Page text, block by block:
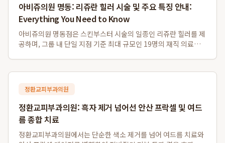
아비쥬의원 명동: 리쥬란 힐러 시술 및 주요 특징 안내:
Everything You Need to Know
아비쥬의원 명동점은 스킨부스터 시술의 일종인 리쥬란 힐러를 제
공하며, 그룹 내 단일 지점 기준 최대 규모인 19명의 재직 의료진
할 수 있으며, 명동역...
정환교피부과의원
정환교피부과의원: 흑자 제거 넘어선 안산 프락셀 및 여드
름 종합 치료
정환교피부과의원에서는 단순한 색소 제거를 넘어 여드름 치료와